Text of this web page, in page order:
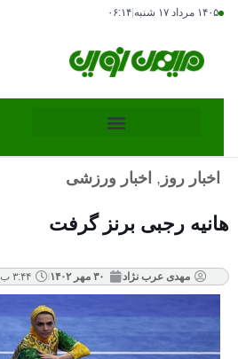
۱۴۰۵ مرداد ۱۷ شنبه ۰۶:۱۴
اخبار روز , اخبار ورزشی
هانیه رجبی برنز گرفت
مهدی عرب نژاد ۳۰ مهر ۱۴۰۲ ۳:۴۴ ب٫ظ